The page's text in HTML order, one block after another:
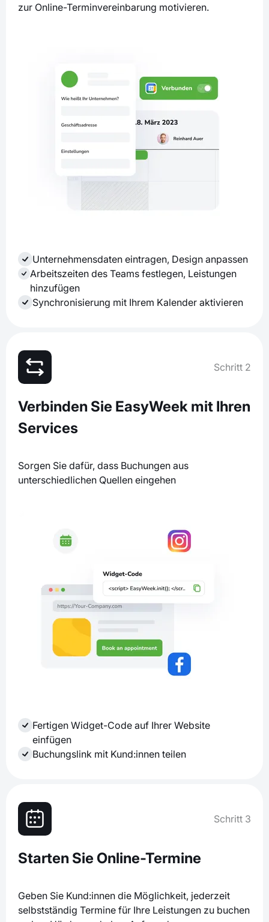
zur Online-Terminvereinbarung motivieren.
Unternehmensdaten eintragen, Design anpassen
Arbeitszeiten des Teams festlegen, Leistungen
hinzufügen
Synchronisierung mit Ihrem Kalender aktivieren
Schritt 2
Verbinden Sie EasyWeek mit Ihren
Services
Sorgen Sie dafür, dass Buchungen aus
unterschiedlichen Quellen eingehen
Fertigen Widget-Code auf Ihrer Website
einfügen
Buchungslink mit Kund:innen teilen
Schritt 3
Starten Sie Online-Termine
Geben Sie Kund:innen die Möglichkeit, jederzeit
selbstständig Termine für Ihre Leistungen zu buchen